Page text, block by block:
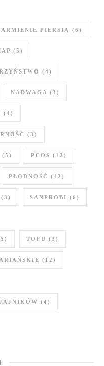
PIERSIĄ (6)
(5)
(4)
NADWAGA (3)
(4)
(3)
(5) PCOS (12)
PŁODNOŚĆ (12)
(3) SANPROBI (6)
TOFU (3)
(12)
(4)